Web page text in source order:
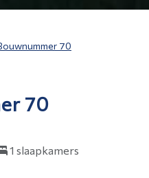
70
70
1 slaapkamers